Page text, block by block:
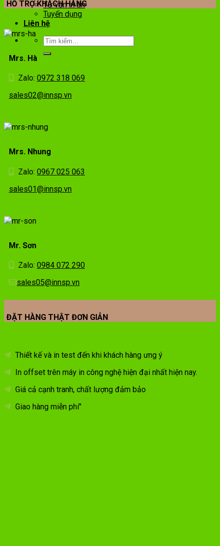
Tư vấn in ấn
Tuyển dụng
Liên hệ
HỖ TRỢ KHÁCH HÀNG
Mrs. Hà
Zalo: 0972 318 069
sales02@innsp.vn
Mrs. Nhung
Zalo: 0967 025 063
sales01@innsp.vn
Mr. Sơn
Zalo: 0984 072 290
sales05@innsp.vn
ĐẶT HÀNG THẬT ĐƠN GIẢN
Thiết kế và in test đến khi khách hàng ưng ý
In offset trên máy in công nghệ hiện đại nhất hiện nay.
Giá cả cạnh tranh, chất lượng đảm bảo
Giao hàng miễn phí"